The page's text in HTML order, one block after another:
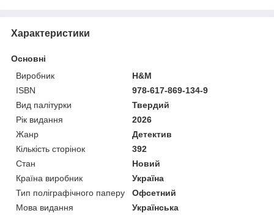
Характеристики
Основні
Виробник
Н&М
ISBN
978-617-869-134-9
Вид палітурки
Твердий
Рік видання
2026
Жанр
Детектив
Кількість сторінок
392
Стан
Новий
Країна виробник
Україна
Тип поліграфічного паперу
Офсетний
Мова видання
Українська